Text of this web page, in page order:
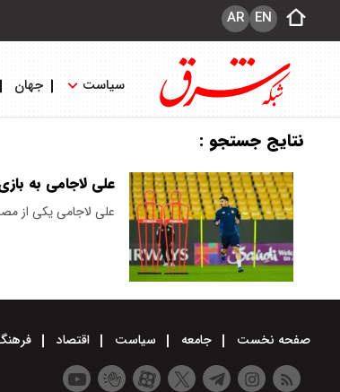
EN
AR
سیاست جهان
نتایج جستجو :
علی لاجامی به
علی لاجامی یکی از
صفحه نخست جامعه سیاست اقتصاد